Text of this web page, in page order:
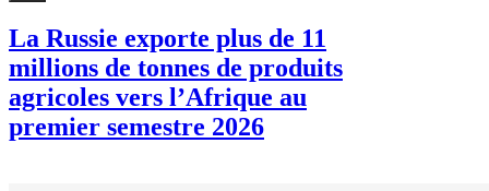
La Russie exporte plus de 11
millions de tonnes de produits
agricoles vers l’Afrique au
premier semestre 2026